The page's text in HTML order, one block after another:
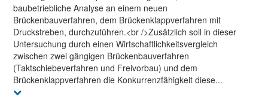
baubetriebliche Analyse an einem neuen
Brückenbauverfahren, dem Brückenklappverfahren mit
Druckstreben, durchzuführen.<br />Zusätzlich soll in dieser
Untersuchung durch einen Wirtschaftlichkeitsvergleich
zwischen zwei gängigen Brückenbauverfahren
(Taktschiebeverfahren und Freivorbau) und dem
Brückenklappverfahren die Konkurrenzfähigkeit diese...